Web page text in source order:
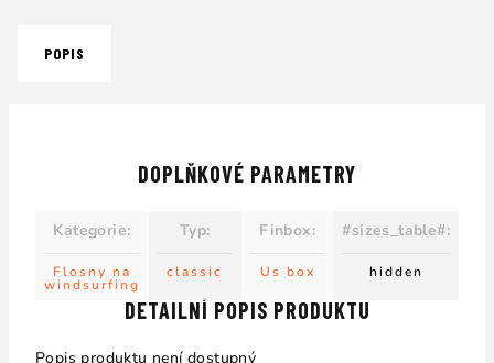
POPIS
DETAILNÍ POPIS PRODUKTU
Popis produktu není dostupný
DOPLŇKOVÉ PARAMETRY
Kategorie:
Flosny na
windsurfing
Typ:
classic
Finbox:
Us box
#sizes_table#:
hidden